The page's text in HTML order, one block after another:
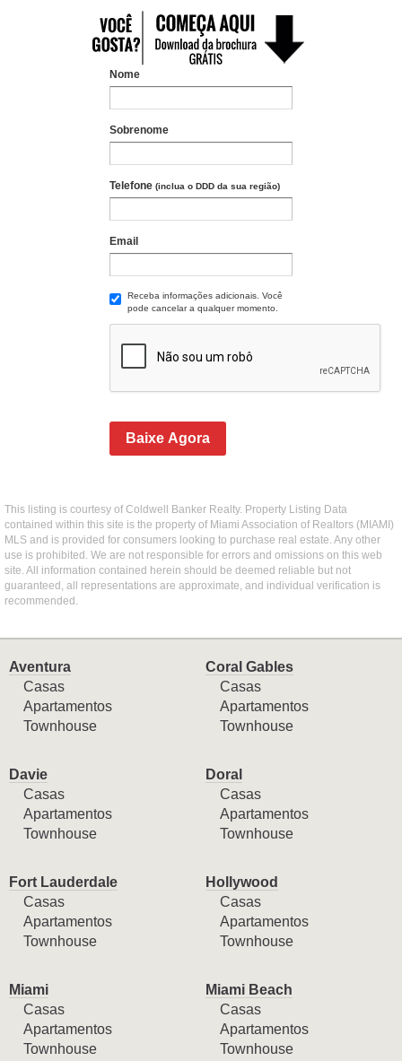
Nome
Sobrenome
Telefone (inclua o DDD da sua região)
Email
Receba informações adicionais. Você
pode cancelar a qualquer momento.
Baixe Agora
This listing is courtesy of Coldwell Banker Realty. Property Listing Data
contained within this site is the property of Miami Association of Realtors (MIAMI)
MLS and is provided for consumers looking to purchase real estate. Any other
use is prohibited. We are not responsible for errors and omissions on this web
site. All information contained herein should be deemed reliable but not
guaranteed, all representations are approximate, and individual verification is
recommended.
Aventura
Casas
Apartamentos
Townhouse
Coral Gables
Casas
Apartamentos
Townhouse
Davie
Casas
Apartamentos
Townhouse
Doral
Casas
Apartamentos
Townhouse
Fort Lauderdale
Casas
Apartamentos
Townhouse
Hollywood
Casas
Apartamentos
Townhouse
Miami
Casas
Apartamentos
Townhouse
Miami Beach
Casas
Apartamentos
Townhouse